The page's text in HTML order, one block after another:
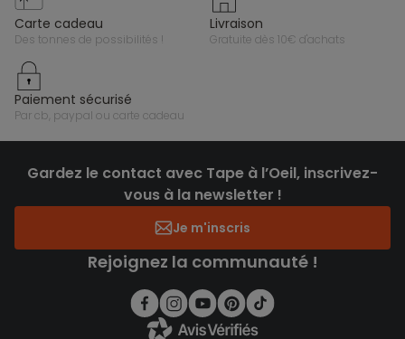
carte cadeau
des tonnes de possibilités !
livraison
gratuite dès 10€ d'achats
paiement sécurisé
par cb, paypal ou carte cadeau
Gardez le contact avec Tape à l’Oeil, inscrivez-
vous à la newsletter !
Je m'inscris
Rejoignez la communauté !